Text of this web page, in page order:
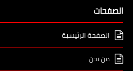
الصفحات
الصفحة الرئيسية
من نحن